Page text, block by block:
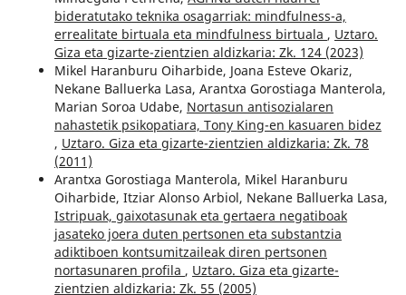
bideratutako teknika osagarriak: mindfulness-a,
errealitate birtuala eta mindfulness birtuala , Uztaro.
Giza eta gizarte-zientzien aldizkaria: Zk. 124 (2023)
Mikel Haranburu Oiharbide, Joana Esteve Okariz,
Nekane Balluerka Lasa, Arantxa Gorostiaga Manterola,
Marian Soroa Udabe, Nortasun antisozialaren
nahastetik psikopatiara, Tony King-en kasuaren bidez
, Uztaro. Giza eta gizarte-zientzien aldizkaria: Zk. 78
(2011)
Arantxa Gorostiaga Manterola, Mikel Haranburu
Oiharbide, Itziar Alonso Arbiol, Nekane Balluerka Lasa,
Istripuak, gaixotasunak eta gertaera negatiboak
jasateko joera duten pertsonen eta substantzia
adiktiboen kontsumitzaileak diren pertsonen
nortasunaren profila , Uztaro. Giza eta gizarte-
zientzien aldizkaria: Zk. 55 (2005)